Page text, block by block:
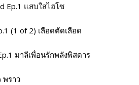
Ep.1 แสบใสไฮโซ
(1 of 2) เลือดตัดเลือด
มาลีเพื่อนรักพลังพิสดาร
พราว